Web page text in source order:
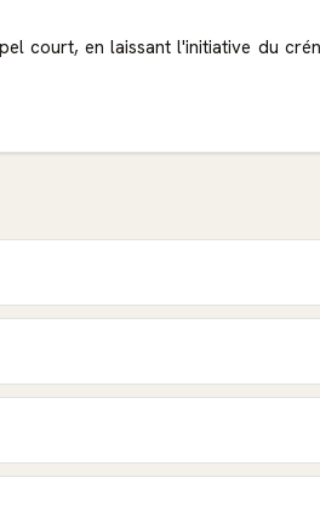
court, en laissant l'initiative du